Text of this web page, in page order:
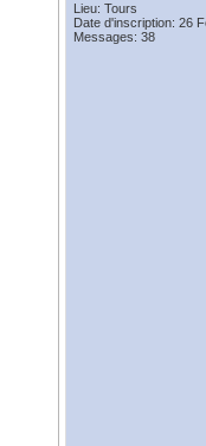
Lieu: Tours
Date d'inscription: 26
Messages: 38